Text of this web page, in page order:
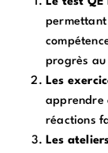
progrès
Les
apprendre
réactions
Les